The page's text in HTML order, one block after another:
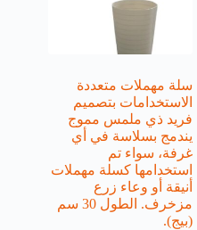
سلة مهملات متعددة
الاستخدامات بتصميم
فريد ذي ملمس مموج
يندمج بسلاسة في أي
غرفة، سواء تم
استخدامها كسلة مهملات
أنيقة أو وعاء زرع
مزخرف. الطول 30 سم
(بيج).